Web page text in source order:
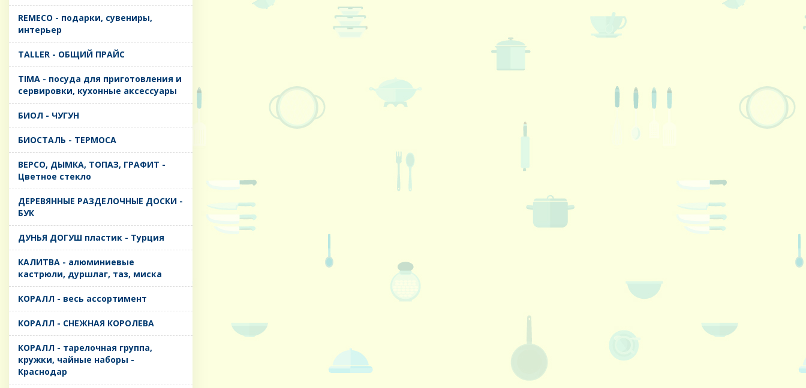
REMECO - подарки, сувениры,
интерьер
TALLER - ОБЩИЙ ПРАЙС
TIMA - посуда для приготовления и
сервировки, кухонные аксессуары
БИОЛ - ЧУГУН
БИОСТАЛЬ - ТЕРМОСА
ВЕРСО, ДЫМКА, ТОПАЗ, ГРАФИТ -
Цветное стекло
ДЕРЕВЯННЫЕ РАЗДЕЛОЧНЫЕ ДОСКИ -
БУК
ДУНЬЯ ДОГУШ пластик - Турция
КАЛИТВА - алюминиевые
кастрюли, дуршлаг, таз, миска
КОРАЛЛ - весь ассортимент
КОРАЛЛ - СНЕЖНАЯ КОРОЛЕВА
КОРАЛЛ - тарелочная группа,
кружки, чайные наборы -
Краснодар